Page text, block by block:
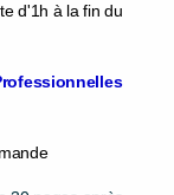
d'1h à la fin du